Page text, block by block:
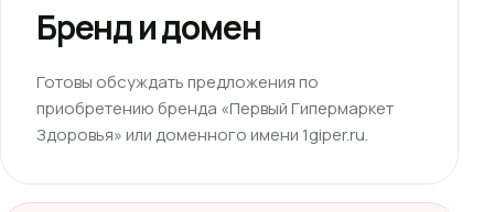
Бренд и домен
Готовы обсуждать предложения по
приобретению бренда «Первый Гипермаркет
Здоровья» или доменного имени 1giper.ru.